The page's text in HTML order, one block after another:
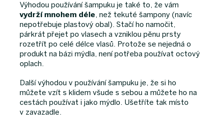
Výhodou používání šampuku je také to, že vám
vydrží mnohem déle, než tekuté šampony (navíc
nepotřebuje plastový obal). Stačí ho namočit,
párkrát přejet po vlasech a vzniklou pěnu prsty
rozetřít po celé délce vlasů. Protože se nejedná o
produkt na bázi mýdla, není potřeba používat octový
oplach.
Další výhodou v používání šampuku je, že si ho
můžete vzít s klidem všude s sebou a můžete ho na
cestách používat i jako mýdlo. Ušetříte tak místo
v zavazadle.